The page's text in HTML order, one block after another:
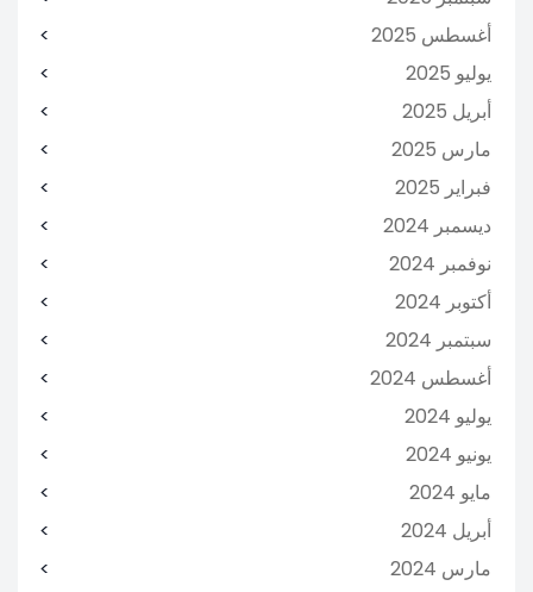
أغسطس 2025
يوليو 2025
أبريل 2025
مارس 2025
فبراير 2025
ديسمبر 2024
نوفمبر 2024
أكتوبر 2024
سبتمبر 2024
أغسطس 2024
يوليو 2024
يونيو 2024
مايو 2024
أبريل 2024
مارس 2024